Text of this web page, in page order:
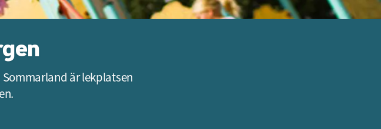
är lekplatsen